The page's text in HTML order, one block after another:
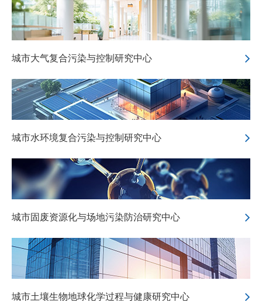
城市大气复合污染与控制研究中心
城市水环境复合污染与控制研究中心
城市固废资源化与场地污染防治研究中心
城市土壤生物地球化学过程与健康研究中心